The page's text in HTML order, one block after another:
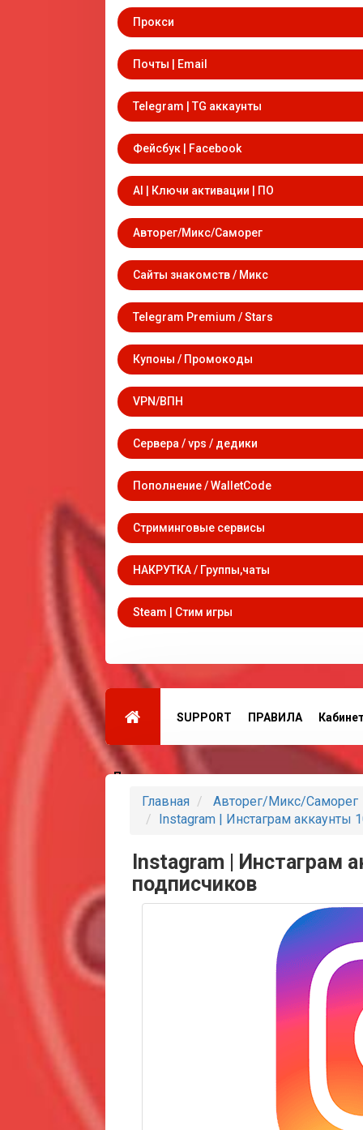
Прокси
Почты | Email
Telegram | TG аккаунты
Фейсбук | Facebook
AI | Ключи активации | ПО
Авторег/Микс/Саморег
Сайты знакомств / Микс
Telegram Premium / Stars
Купоны / Промокоды
VPN/ВПН
Сервера / vps / дедики
Пополнение / WalletCode
Стриминговые сервисы
НАКРУТКА / Группы,чаты
Steam | Стим игры
SUPPORT ПРАВИЛА
Партнеры
Главная
Авторег/Микс/Саморег
Instagram | Инстаграм аккаунты
Instagram | Инстаграм
подписчиков